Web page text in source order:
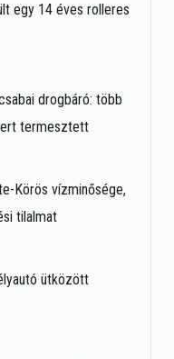
egy 14 éves rolleres
drogbáró: több
termesztett
Körös vízminősége,
tilalmat
ütközött